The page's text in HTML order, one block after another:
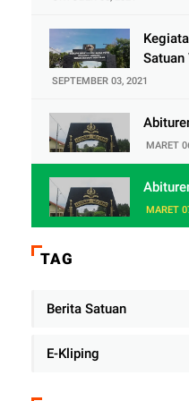
SEPTEMBER 03, 2021
MARET
MARET
TAG
Berita Satuan
E-Kliping